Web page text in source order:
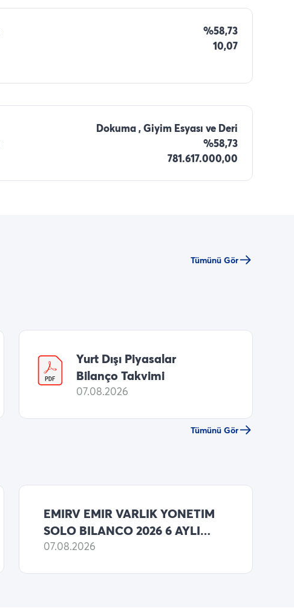
%58,73
10,07
Dokuma , Giyim Esyası ve Deri
%58,73
781.617.000,00
Tümünü Gör
Yurt Dışı Piyasalar
Bilanço Takvimi
07.08.2026
Tümünü Gör
EMIRV EMIR VARLIK YONETIM
SOLO BILANCO 2026 6 AYLIK
NET KARI 262,589,000 TL
07.08.2026